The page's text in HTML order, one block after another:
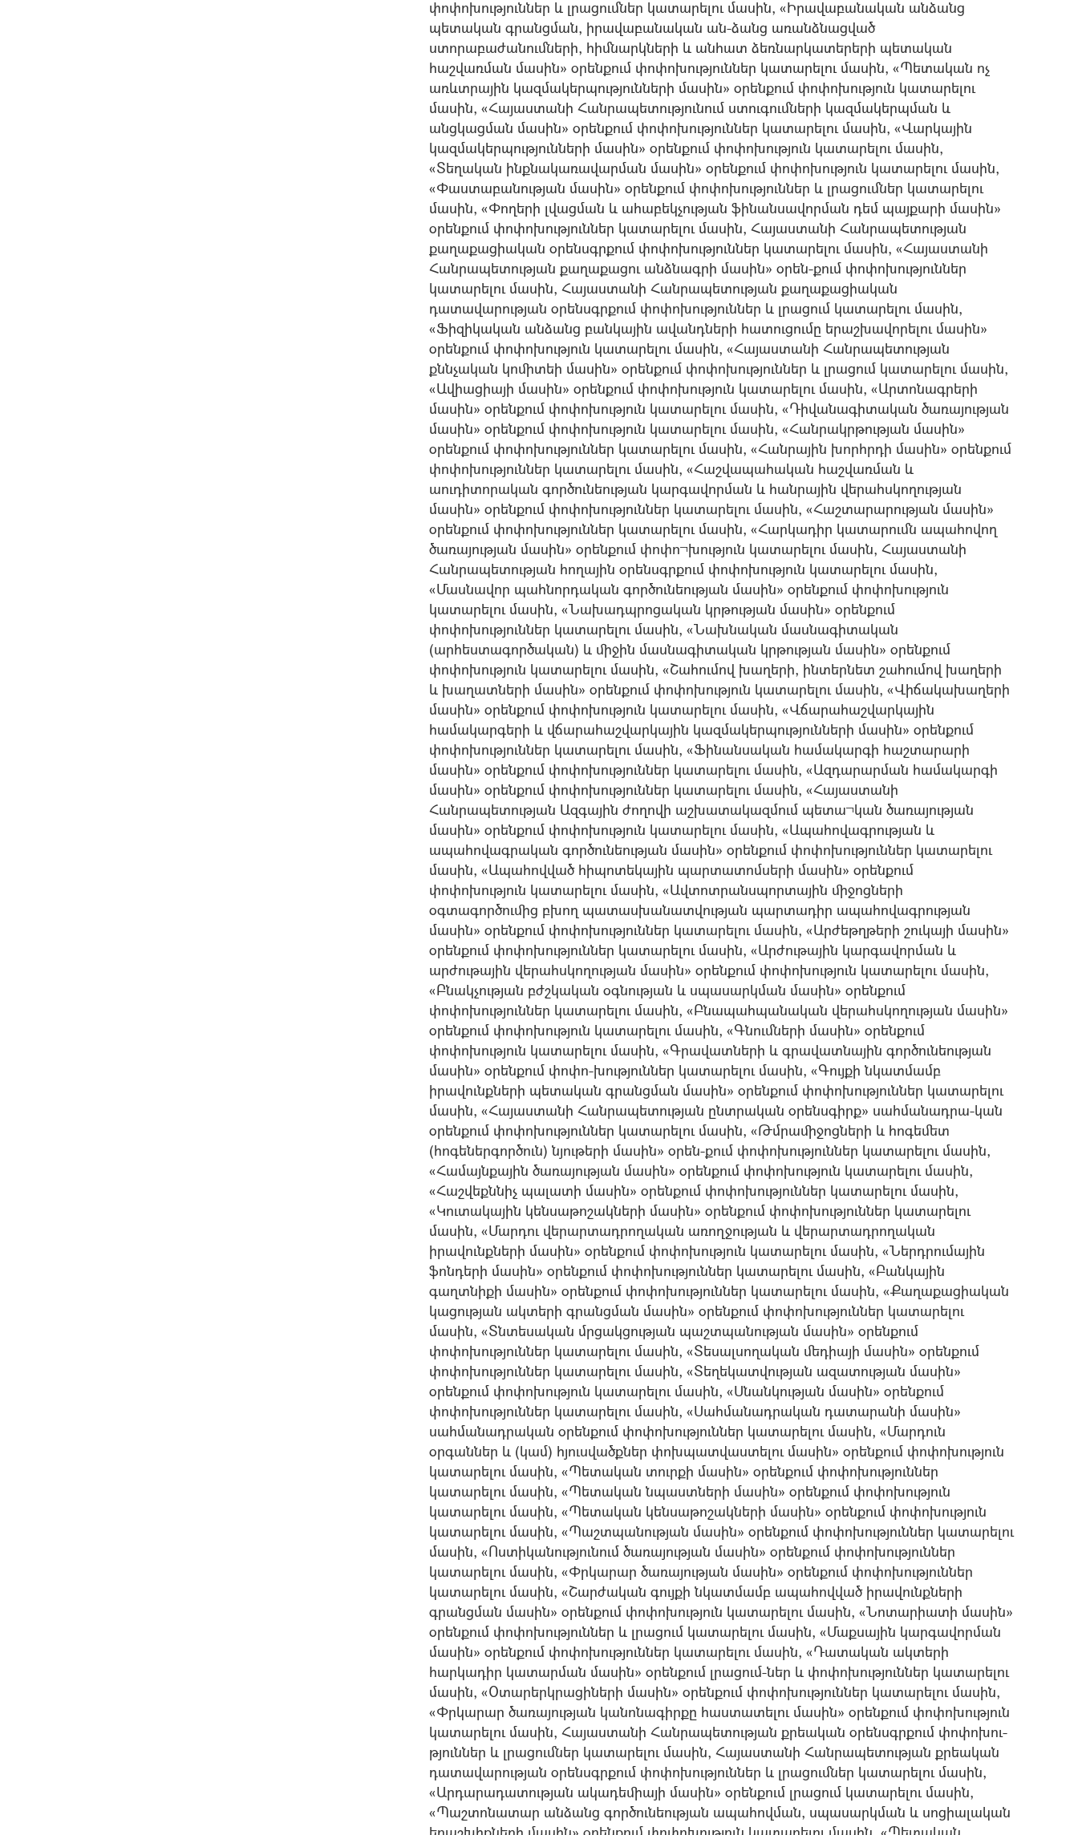
փոփոխություններ և լրացումներ կատարելու մասին, «Իրավաբանական անձանց
պետական գրանցման, իրավաբանական ան-ձանց առանձնացված
ստորաբաժանումների, հիմնարկների և անհատ ձեռնարկատերերի պետական
հաշվառման մասին» օրենքում փոփոխություններ կատարելու մասին, «Պետական ոչ
առևտրային կազմակերպությունների մասին» օրենքում փոփոխություն կատարելու
մասին, «Հայաստանի Հանրապետությունում ստուգումների կազմակերպման և
անցկացման մասին» օրենքում փոփոխություններ կատարելու մասին, «Վարկային
կազմակերպությունների մասին» օրենքում փոփոխություն կատարելու մասին,
«Տեղական ինքնակառավարման մասին» օրենքում փոփոխություն կատարելու մասին,
«Փաստաբանության մասին» օրենքում փոփոխություններ և լրացումներ կատարելու
մասին, «Փողերի լվացման և ահաբեկչության ֆինանսավորման դեմ պայքարի մասին»
օրենքում փոփոխություններ կատարելու մասին, Հայաստանի Հանրապետության
քաղաքացիական օրենսգրքում փոփոխություններ կատարելու մասին, «Հայաստանի
Հանրապետության քաղաքացու անձնագրի մասին» օրեն-քում փոփոխություններ
կատարելու մասին, Հայաստանի Հանրապետության քաղաքացիական
դատավարության օրենսգրքում փոփոխություններ և լրացում կատարելու մասին,
«Ֆիզիկական անձանց բանկային ավանդների հատուցումը երաշխավորելու մասին»
օրենքում փոփոխություն կատարելու մասին, «Հայաստանի Հանրապետության
քննչական կոմիտեի մասին» օրենքում փոփոխություններ և լրացում կատարելու մասին,
«Ավիացիայի մասին» օրենքում փոփոխություն կատարելու մասին, «Արտոնագրերի
մասին» օրենքում փոփոխություն կատարելու մասին, «Դիվանագիտական ծառայության
մասին» օրենքում փոփոխություն կատարելու մասին, «Հանրակրթության մասին»
օրենքում փոփոխություններ կատարելու մասին, «Հանրային խորհրդի մասին» օրենքում
փոփոխություններ կատարելու մասին, «Հաշվապահական հաշվառման և
աուդիտորական գործունեության կարգավորման և հանրային վերահսկողության
մասին» օրենքում փոփոխություններ կատարելու մասին, «Հաշտարարության մասին»
օրենքում փոփոխություններ կատարելու մասին, «Հարկադիր կատարումն ապահովող
ծառայության մասին» օրենքում փոփո¬խություն կատարելու մասին, Հայաստանի
Հանրապետության հողային օրենսգրքում փոփոխություն կատարելու մասին,
«Մասնավոր պահնորդական գործունեության մասին» օրենքում փոփոխություն
կատարելու մասին, «Նախադպրոցական կրթության մասին» օրենքում
փոփոխություններ կատարելու մասին, «Նախնական մասնագիտական
(արհեստագործական) և միջին մասնագիտական կրթության մասին» օրենքում
փոփոխություն կատարելու մասին, «Շահումով խաղերի, ինտերնետ շահումով խաղերի
և խաղատների մասին» օրենքում փոփոխություն կատարելու մասին, «Վիճակախաղերի
մասին» օրենքում փոփոխություն կատարելու մասին, «Վճարահաշվարկային
համակարգերի և վճարահաշվարկային կազմակերպությունների մասին» օրենքում
փոփոխություններ կատարելու մասին, «Ֆինանսական համակարգի հաշտարարի
մասին» օրենքում փոփոխություններ կատարելու մասին, «Ազդարարման համակարգի
մասին» օրենքում փոփոխություններ կատարելու մասին, «Հայաստանի
Հանրապետության Ազգային ժողովի աշխատակազմում պետա¬կան ծառայության
մասին» օրենքում փոփոխություն կատարելու մասին, «Ապահովագրության և
ապահովագրական գործունեության մասին» օրենքում փոփոխություններ կատարելու
մասին, «Ապահովված հիպոտեկային պարտատոմսերի մասին» օրենքում
փոփոխություն կատարելու մասին, «Ավտոտրանսպորտային միջոցների
օգտագործումից բխող պատասխանատվության պարտադիր ապահովագրության
մասին» օրենքում փոփոխություններ կատարելու մասին, «Արժեթղթերի շուկայի մասին»
օրենքում փոփոխություններ կատարելու մասին, «Արժութային կարգավորման և
արժութային վերահսկողության մասին» օրենքում փոփոխություն կատարելու մասին,
«Բնակչության բժշկական օգնության և սպասարկման մասին» օրենքում
փոփոխություններ կատարելու մասին, «Բնապահպանական վերահսկողության մասին»
օրենքում փոփոխություն կատարելու մասին, «Գնումների մասին» օրենքում
փոփոխություն կատարելու մասին, «Գրավատների և գրավատնային գործունեության
մասին» օրենքում փոփո-խություններ կատարելու մասին, «Գույքի նկատմամբ
իրավունքների պետական գրանցման մասին» օրենքում փոփոխություններ կատարելու
մասին, «Հայաստանի Հանրապետության ընտրական օրենսգիրք» սահմանադրա-կան
օրենքում փոփոխություններ կատարելու մասին, «Թմրամիջոցների և հոգեմետ
(հոգեներգործուն) նյութերի մասին» օրեն-քում փոփոխություններ կատարելու մասին,
«Համայնքային ծառայության մասին» օրենքում փոփոխություն կատարելու մասին,
«Հաշվեքննիչ պալատի մասին» օրենքում փոփոխություններ կատարելու մասին,
«Կուտակային կենսաթոշակների մասին» օրենքում փոփոխություններ կատարելու
մասին, «Մարդու վերարտադրողական առողջության և վերարտադրողական
իրավունքների մասին» օրենքում փոփոխություն կատարելու մասին, «Ներդրումային
ֆոնդերի մասին» օրենքում փոփոխություններ կատարելու մասին, «Բանկային
գաղտնիքի մասին» օրենքում փոփոխություններ կատարելու մասին, «Քաղաքացիական
կացության ակտերի գրանցման մասին» օրենքում փոփոխություններ կատարելու
մասին, «Տնտեսական մրցակցության պաշտպանության մասին» օրենքում
փոփոխություններ կատարելու մասին, «Տեսալսողական մեդիայի մասին» օրենքում
փոփոխություններ կատարելու մասին, «Տեղեկատվության ազատության մասին»
օրենքում փոփոխություն կատարելու մասին, «Սնանկության մասին» օրենքում
փոփոխություններ կատարելու մասին, «Սահմանադրական դատարանի մասին»
սահմանադրական օրենքում փոփոխություններ կատարելու մասին, «Մարդուն
օրգաններ և (կամ) հյուսվածքներ փոխպատվաստելու մասին» օրենքում փոփոխություն
կատարելու մասին, «Պետական տուրքի մասին» օրենքում փոփոխություններ
կատարելու մասին, «Պետական նպաստների մասին» օրենքում փոփոխություն
կատարելու մասին, «Պետական կենսաթոշակների մասին» օրենքում փոփոխություն
կատարելու մասին, «Պաշտպանության մասին» օրենքում փոփոխություններ կատարելու
մասին, «Ոստիկանությունում ծառայության մասին» օրենքում փոփոխություններ
կատարելու մասին, «Փրկարար ծառայության մասին» օրենքում փոփոխություններ
կատարելու մասին, «Շարժական գույքի նկատմամբ ապահովված իրավունքների
գրանցման մասին» օրենքում փոփոխություն կատարելու մասին, «Նոտարիատի մասին»
օրենքում փոփոխություններ և լրացում կատարելու մասին, «Մաքսային կարգավորման
մասին» օրենքում փոփոխություններ կատարելու մասին, «Դատական ակտերի
հարկադիր կատարման մասին» օրենքում լրացում-ներ և փոփոխություններ կատարելու
մասին, «Օտարերկրացիների մասին» օրենքում փոփոխություններ կատարելու մասին,
«Փրկարար ծառայության կանոնագիրքը հաստատելու մասին» օրենքում փոփոխություն
կատարելու մասին, Հայաստանի Հանրապետության քրեական օրենսգրքում փոփոխու-
թյուններ և լրացումներ կատարելու մասին, Հայաստանի Հանրապետության քրեական
դատավարության օրենսգրքում փոփոխություններ և լրացումներ կատարելու մասին,
«Արդարադատության ակադեմիայի մասին» օրենքում լրացում կատարելու մասին,
«Պաշտոնատար անձանց գործունեության ապահովման, սպասարկման և սոցիալական